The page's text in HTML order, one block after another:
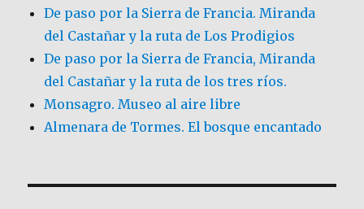
De paso por la Sierra de Francia. Miranda
del Castañar y la ruta de Los Prodigios
De paso por la Sierra de Francia, Miranda
del Castañar y la ruta de los tres ríos.
Monsagro. Museo al aire libre
Almenara de Tormes. El bosque encantado